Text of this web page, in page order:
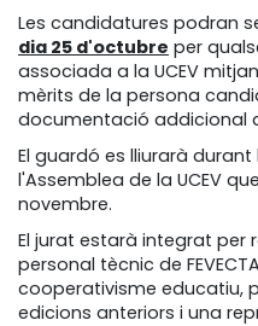
Les candidatures podran
dia 25 d'octubre per
associada a la UCEV
mèrits de la persona
documentació addicional
El guardó es lliurarà
l'Assemblea de la UCEV
novembre.
El jurat estarà integrat per
personal tècnic de
cooperativisme educatiu,
edicions anteriors i una